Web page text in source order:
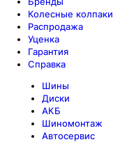
Колесные колпаки
Распродажа
Уценка
Гарантия
Справка
Шины
Диски
АКБ
Шиномонтаж
Автосервис